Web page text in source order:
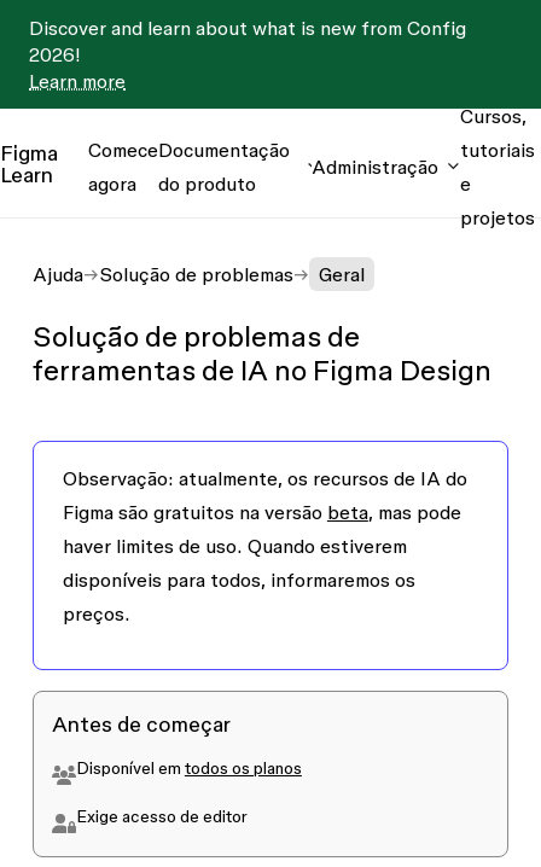
Discover and learn about what is new from Config
2026!
Learn more
Figma
Learn
Comece
agora
Documentação
do produto
Administração
Cursos,
tutoriais
e
projetos
Ajuda Solução de problemas Geral
Solução de problemas de
ferramentas de IA no Figma Design
Observação: atualmente, os recursos de IA do
Figma são gratuitos na versão beta, mas pode
haver limites de uso. Quando estiverem
disponíveis para todos, informaremos os
preços.
Antes de começar
Disponível em todos os planos
Exige acesso de editor